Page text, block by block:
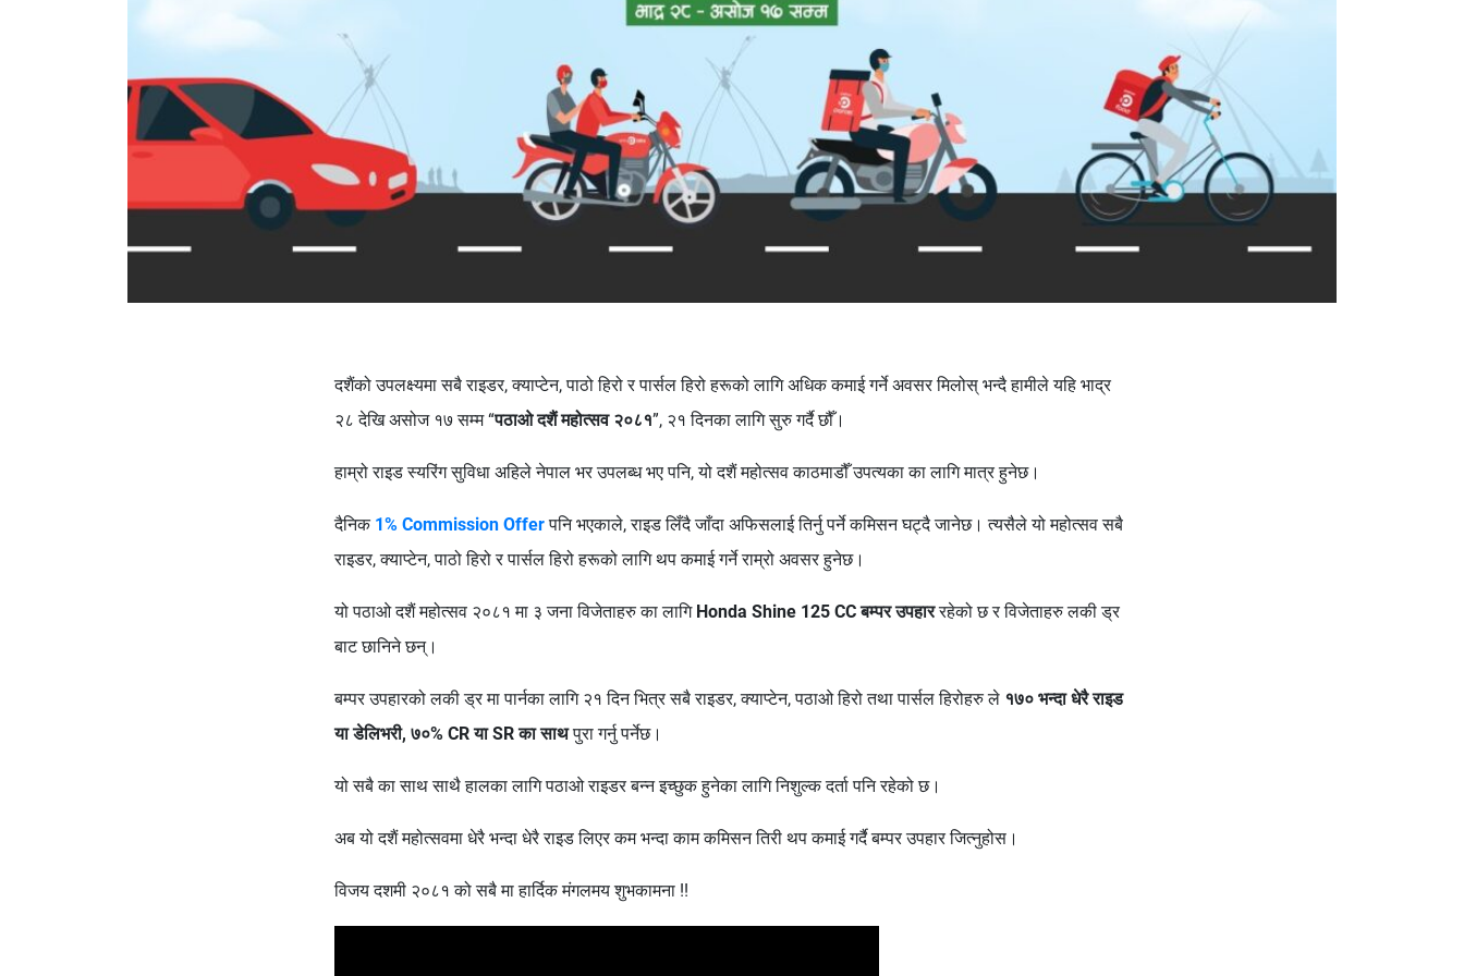
दशैंको उपलक्ष्यमा सबै राइडर, क्याप्टेन, पाठो हिरो र पार्सल हिरो हरूको लागि अधिक कमाई गर्ने अवसर मिलोस् भन्दै हामीले यहि भाद्र
२८ देखि असोज १७ सम्म “पठाओ दशैं महोत्सव २०८१”, २१ दिनका लागि सुरु गर्दै छौँ।
हाम्रो राइड स्यरिंग सुविधा अहिले नेपाल भर उपलब्ध भए पनि, यो दशैं महोत्सव काठमाडौँ उपत्यका का लागि मात्र हुनेछ।
दैनिक 1% Commission Offerपनि भएकाले, राइड लिँदै जाँदा अफिसलाई तिर्नु पर्ने कमिसन घट्दै जानेछ। त्यसैले यो महोत्सव सबै
राइडर, क्याप्टेन, पाठो हिरो र पार्सल हिरो हरूको लागि थप कमाई गर्ने राम्रो अवसर हुनेछ।
यो पठाओ दशैं महोत्सव २०८१ मा ३ जना विजेताहरु का लागि Honda Shine 125 CC बम्पर उपहाररहेको छ र विजेताहरु लकी ड्र
बाट छानिने छन्।
बम्पर उपहारको लकी ड्र मा पार्नका लागि २१ दिन भित्र सबै राइडर, क्याप्टेन, पठाओ हिरो तथा पार्सल हिरोहरु ले १७० भन्दा धेरै राइड
या डेलिभरी, ७०% CR या SR का साथपुरा गर्नु पर्नेछ।
यो सबै का साथ साथै हालका लागि पठाओ राइडर बन्न इच्छुक हुनेका लागि निशुल्क दर्ता पनि रहेको छ।
अब यो दशैं महोत्सवमा धेरै भन्दा धेरै राइड लिएर कम भन्दा काम कमिसन तिरी थप कमाई गर्दै बम्पर उपहार जित्नुहोस।
विजय दशमी २०८१ को सबै मा हार्दिक मंगलमय शुभकामना !!